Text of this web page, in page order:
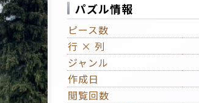
パズル情報
ピース数
行 × 列
ジャンル
作成日
閲覧回数